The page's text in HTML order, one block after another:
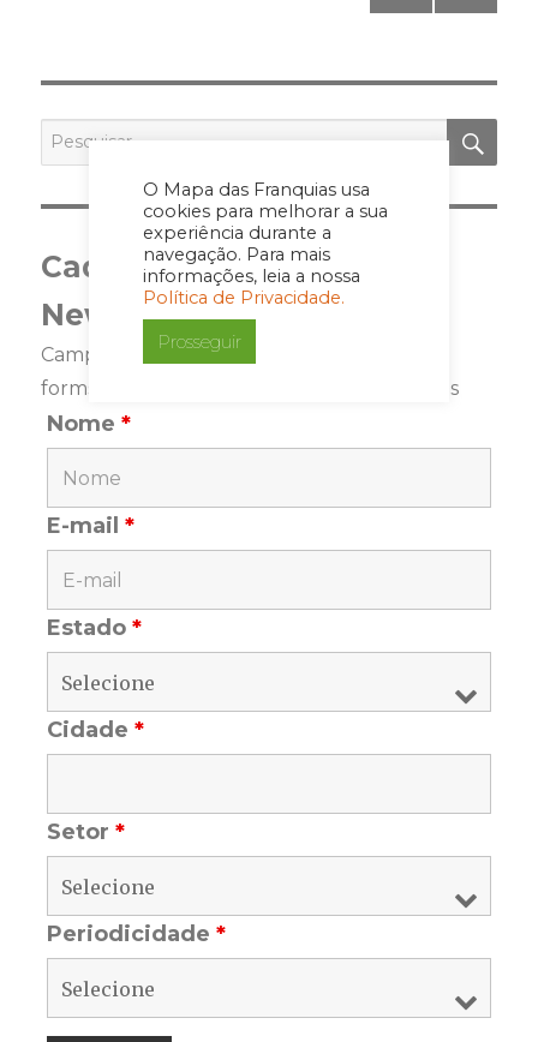
O Mapa das Franquias usa
cookies para melhorar a sua
experiência durante a
navegação. Para mais
informações, leia a nossa
Política de Privacidade.
Prosseguir
NA
por:
Cadastre-se para a
Newsletter
Campos marcados com <span class="ninja-
forms-req-symbol">*</span> são requeridos
Nome*
E-mail*
Estado*
Cidade*
Setor*
Periodicidade*